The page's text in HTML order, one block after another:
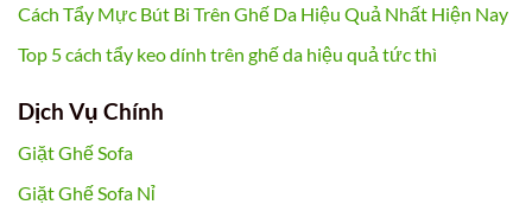
Cách Tẩy Mực Bút Bi Trên Ghế Da Hiệu Quả Nhất Hiện Nay
Top 5 cách tẩy keo dính trên ghế da hiệu quả tức thì
Dịch Vụ Chính
Giặt Ghế Sofa
Giặt Ghế Sofa Nỉ